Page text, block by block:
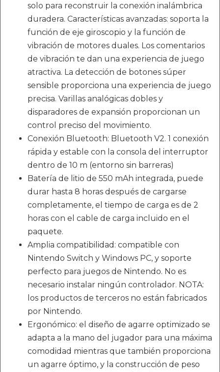
solo para reconstruir la conexión inalámbrica
duradera. Características avanzadas: soporta la
función de eje giroscopio y la función de
vibración de motores duales. Los comentarios
de vibración te dan una experiencia de juego
atractiva. La detección de botones súper
sensible proporciona una experiencia de juego
precisa. Varillas analógicas dobles y
disparadores de expansión proporcionan un
control preciso del movimiento.
Conexión Bluetooth: Bluetooth V2. 1 conexión
rápida y estable con la consola del interruptor
dentro de 10 m (entorno sin barreras)
Batería de litio de 550 mAh integrada, puede
durar hasta 8 horas después de cargarse
completamente, el tiempo de carga es de 2
horas con el cable de carga incluido en el
paquete.
Amplia compatibilidad: compatible con
Nintendo Switch y Windows PC, y soporte
perfecto para juegos de Nintendo. No es
necesario instalar ningún controlador. NOTA:
los productos de terceros no están fabricados
por Nintendo.
Ergonómico: el diseño de agarre optimizado se
adapta a la mano del jugador para una máxima
comodidad mientras que también proporciona
un agarre óptimo, y la construcción de peso